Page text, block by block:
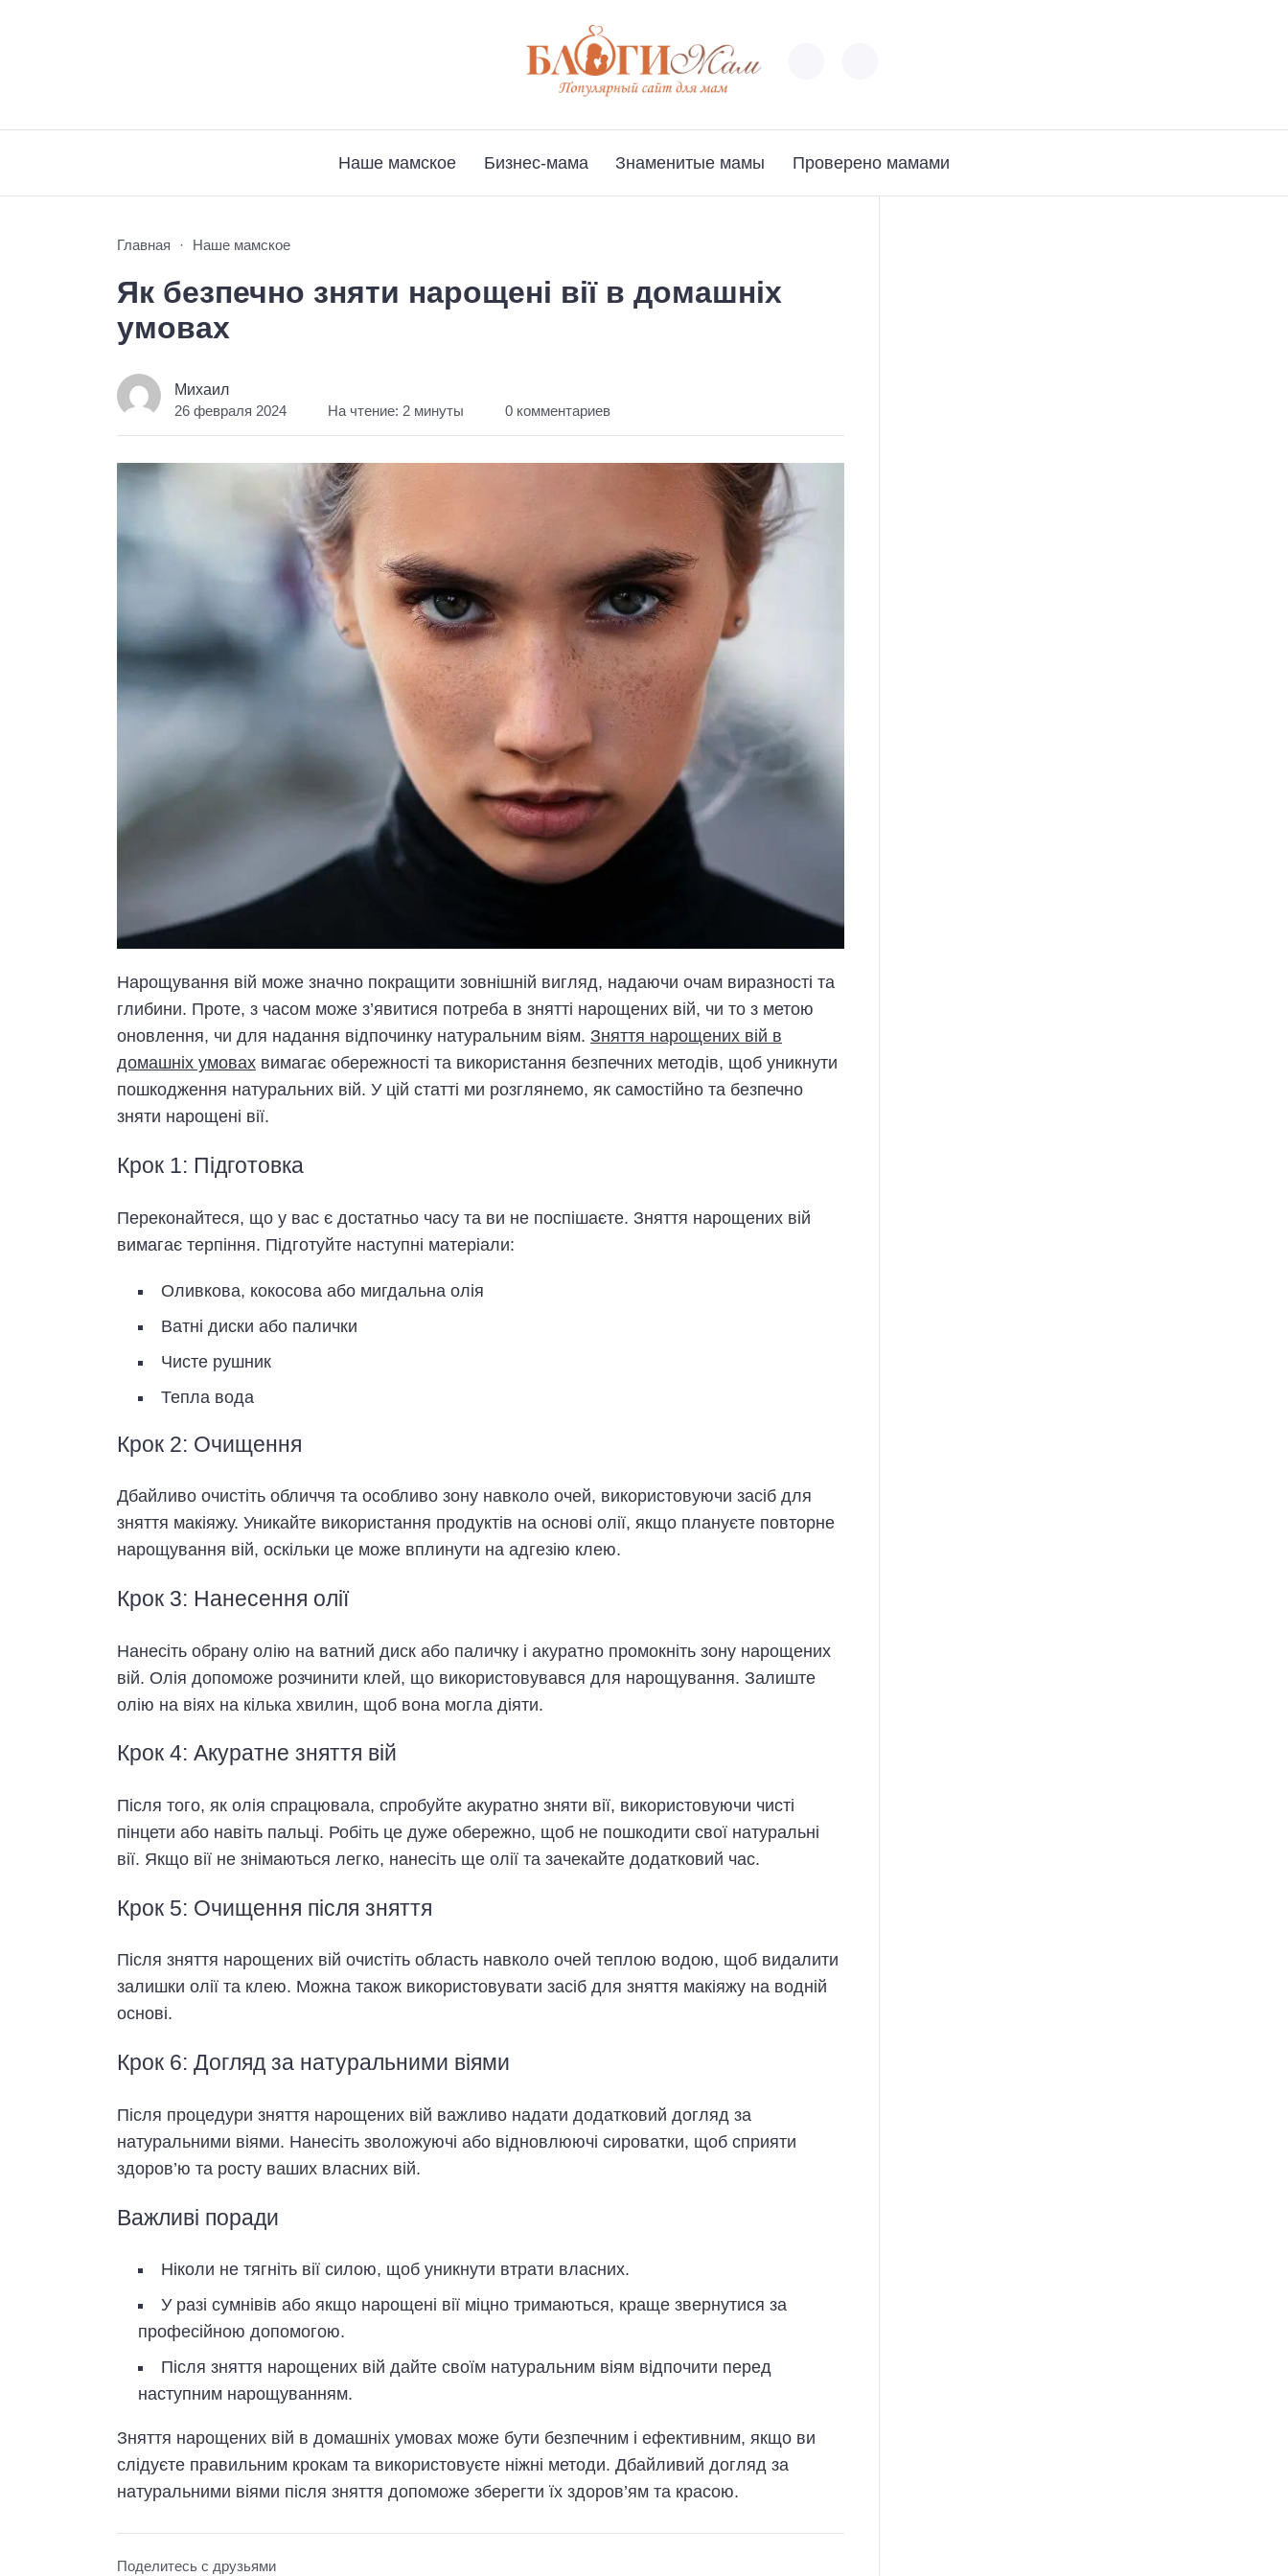
Наше мамское Бизнес-мама Знаменитые мамы Проверено мамами
Главная Наше мамское
Як безпечно зняти нарощені вії в домашніх
умовах
Михаил
26 февраля 2024 На чтение: 2 минуты 0 комментариев
Нарощування вій може значно покращити зовнішній вигляд, надаючи очам виразності та
глибини. Проте, з часом може з’явитися потреба в знятті нарощених вій, чи то з метою
оновлення, чи для надання відпочинку натуральним віям. Зняття нарощених вій в
домашніх умовах вимагає обережності та використання безпечних методів, щоб уникнути
пошкодження натуральних вій. У цій статті ми розглянемо, як самостійно та безпечно
зняти нарощені вії.
Крок 1: Підготовка
Переконайтеся, що у вас є достатньо часу та ви не поспішаєте. Зняття нарощених вій
вимагає терпіння. Підготуйте наступні матеріали:
Оливкова, кокосова або мигдальна олія
Ватні диски або палички
Чисте рушник
Тепла вода
Крок 2: Очищення
Дбайливо очистіть обличчя та особливо зону навколо очей, використовуючи засіб для
зняття макіяжу. Уникайте використання продуктів на основі олії, якщо плануєте повторне
нарощування вій, оскільки це може вплинути на адгезію клею.
Крок 3: Нанесення олії
Нанесіть обрану олію на ватний диск або паличку і акуратно промокніть зону нарощених
вій. Олія допоможе розчинити клей, що використовувався для нарощування. Залиште
олію на віях на кілька хвилин, щоб вона могла діяти.
Крок 4: Акуратне зняття вій
Після того, як олія спрацювала, спробуйте акуратно зняти вії, використовуючи чисті
пінцети або навіть пальці. Робіть це дуже обережно, щоб не пошкодити свої натуральні
вії. Якщо вії не знімаються легко, нанесіть ще олії та зачекайте додатковий час.
Крок 5: Очищення після зняття
Після зняття нарощених вій очистіть область навколо очей теплою водою, щоб видалити
залишки олії та клею. Можна також використовувати засіб для зняття макіяжу на водній
основі.
Крок 6: Догляд за натуральними віями
Після процедури зняття нарощених вій важливо надати додатковий догляд за
натуральними віями. Нанесіть зволожуючі або відновлюючі сироватки, щоб сприяти
здоров’ю та росту ваших власних вій.
Важливі поради
Ніколи не тягніть вії силою, щоб уникнути втрати власних.
У разі сумнівів або якщо нарощені вії міцно тримаються, краще звернутися за
професійною допомогою.
Після зняття нарощених вій дайте своїм натуральним віям відпочити перед
наступним нарощуванням.
Зняття нарощених вій в домашніх умовах може бути безпечним і ефективним, якщо ви
слідуєте правильним крокам та використовуєте ніжні методи. Дбайливий догляд за
натуральними віями після зняття допоможе зберегти їх здоров’ям та красою.
Поделитесь с друзьями